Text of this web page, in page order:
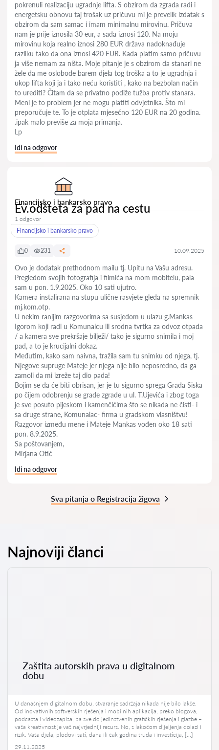
pokrenuli realizaciju ugradnje lifta. S obzirom da zgrada radi i
energetsku obnovu taj trošak uz pričuvu mi je prevelik izdatak s
obzirom da sam samac i imam minimalnu mirovinu. Pričuva
nam je prije iznosila 30 eur, a sada iznosi 120. Na moju
mirovinu koja realno iznosi 280 EUR država nadoknađuje
razliku tako da ona iznosi 420 EUR. Kada platim samo pričuvu
ja više nemam za ništa. Moje pitanje je s obzirom da stanari ne
žele da me oslobode barem djela tog troška a to je ugradnja i
ukop lifta koji ja i tako neću koristiti , kako na bezbolan način
to urediti? Čitam da se privatno podiže tužba protiv stanara.
Meni je to problem jer ne mogu platiti odvjetnika. Što mi
preporučuje te. To je otplata mjesečno 120 EUR na 20 godina.
.ipak malo previše za moja primanja.
Lp
Idi na odgovor
Financijsko i bankarsko pravo
Ev.odšteta za pad na cestu
1 odgovor
Financijsko i bankarsko pravo
0 231 10.09.2025
Ovo je dodatak prethodnom mailu tj. Upitu na Vašu adresu.
Pregledom svojih fotografija i filmića na mom mobitelu, pala
sam u pon. 1.9.2025. Oko 10 sati ujutro.
Kamera instalirana na stupu ulične rasvjete gleda na spremnik
mj.kom.otp.
U nekim ranijim razgovorima sa susjedom u ulazu g.Mankas
Igorom koji radi u Komunalcu ili srodna tvrtka za odvoz otpada
/ a kamera sve prekršaje bilježi/ tako je sigurno snimila i moj
pad, a to je krucijalni dokaz.
Međutim, kako sam naivna, tražila sam tu snimku od njega, tj.
Njegove supruge Mateje jer njega nije bilo neposredno, da ga
zamoli da mi izreže taj dio pada!
Bojim se da će biti obrisan, jer je tu sigurno sprega Grada Siska
po čijem odobrenju se grade zgrade u ul. T.Ujevića i zbog toga
je sve posuto pijeskom i kamenčićima što se nikada ne čisti- i
sa druge strane, Komunalac- firma u gradskom vlasništvu!
Razgovor između mene i Mateje Mankas vođen oko 18 sati
pon. 8.9.2025.
Sa poštovanjem,
Mirjana Otić
Idi na odgovor
Sva pitanja o Registracija žigova
Najnoviji članci
Zaštita autorskih prava u digitalnom
dobu
U današnjem digitalnom dobu, stvaranje sadržaja nikada nije bilo lakše.
Od inovativnih softverskih rješenja i mobilnih aplikacija, preko blogova,
podcasta i videozapisa, pa sve do jedinstvenih grafičkih rješenja i glazbe –
vaša kreativnost je vaš najvrjedniji resurs. No, s lakoćom dijeljenja dolazi i
rizik. Vaša djela, plodovi sati, dana ili čak godina truda i investicija, […]
29.11.2025